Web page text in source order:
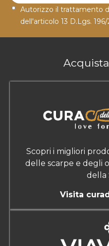
Autorizzo il trattamento
dell'articolo 13 D.Lgs.
Scopri i migliori
delle scarpe e degli
della
Visita